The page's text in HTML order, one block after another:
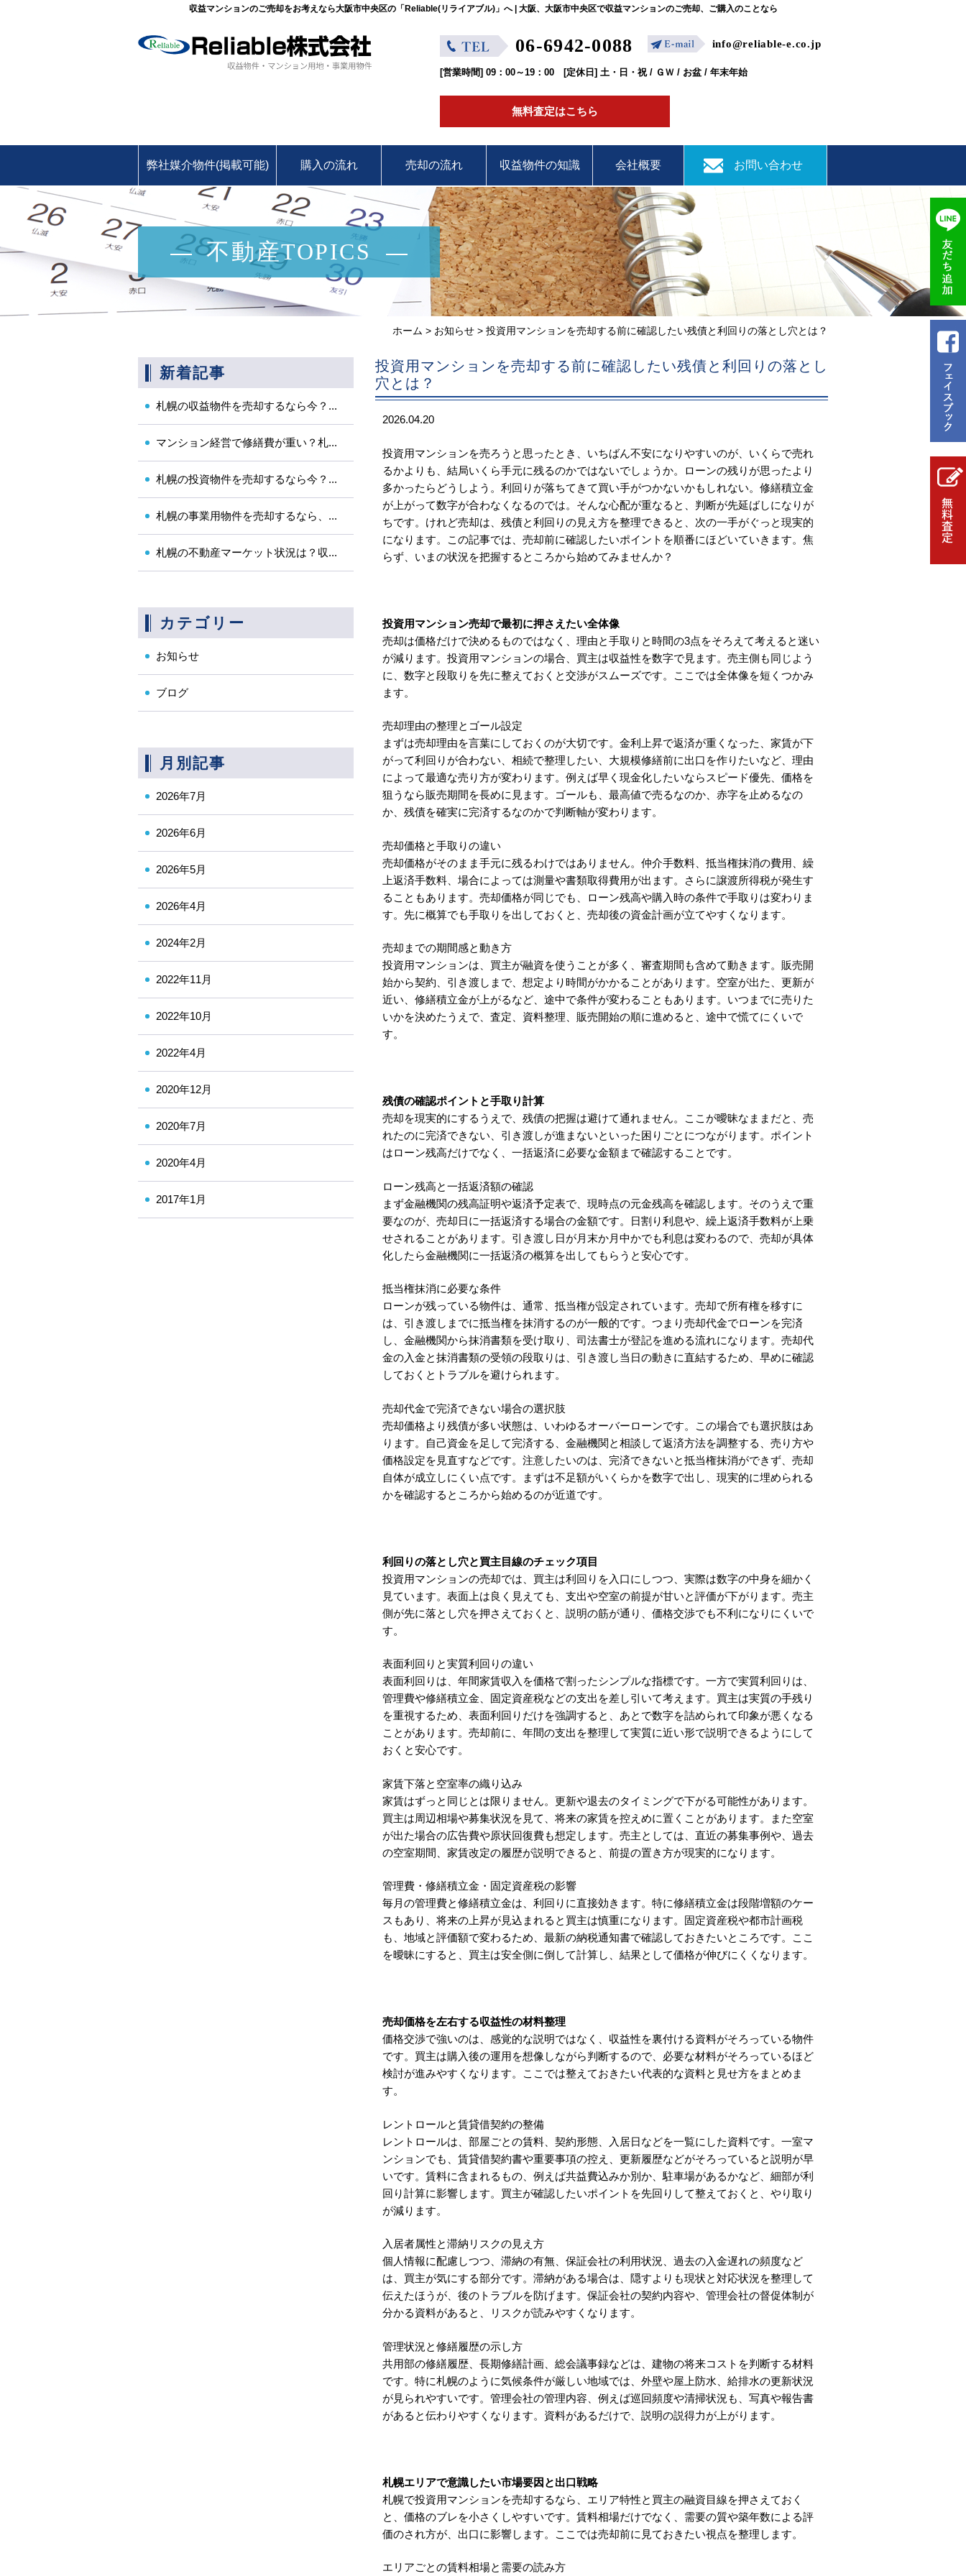
収益マンションのご売却をお考えなら大阪市中央区の「Reliable(リライアブル)」へ | 大阪、大阪市中央区で収益マンションのご売却、ご購入のことなら
06-6942-0088 info@reliable-e.co.jp
[営業時間] 09：00～19：00 [定休日] 土・日・祝 / ＧＷ / お盆 / 年末年始
無料査定はこちら
弊社媒介物件(掲載可能) 購入の流れ 売却の流れ 収益物件の知識 会社概要 お問い合わせ
不動産TOPICS
ホーム > お知らせ > 投資用マンションを売却する前に確認したい残債と利回りの落とし穴とは？
投資用マンションを売却する前に確認したい残債と利回りの落とし
穴とは？
2026.04.20
投資用マンションを売ろうと思ったとき、いちばん不安になりやすいのが、いくらで売れ
るかよりも、結局いくら手元に残るのかではないでしょうか。ローンの残りが思ったより
多かったらどうしよう。利回りが落ちてきて買い手がつかないかもしれない。修繕積立金
が上がって数字が合わなくなるのでは。そんな心配が重なると、判断が先延ばしになりが
ちです。けれど売却は、残債と利回りの見え方を整理できると、次の一手がぐっと現実的
になります。この記事では、売却前に確認したいポイントを順番にほどいていきます。焦
らず、いまの状況を把握するところから始めてみませんか？
投資用マンション売却で最初に押さえたい全体像
売却は価格だけで決めるものではなく、理由と手取りと時間の3点をそろえて考えると迷い
が減ります。投資用マンションの場合、買主は収益性を数字で見ます。売主側も同じよう
に、数字と段取りを先に整えておくと交渉がスムーズです。ここでは全体像を短くつかみ
ます。
売却理由の整理とゴール設定
まずは売却理由を言葉にしておくのが大切です。金利上昇で返済が重くなった、家賃が下
がって利回りが合わない、相続で整理したい、大規模修繕前に出口を作りたいなど、理由
によって最適な売り方が変わります。例えば早く現金化したいならスピード優先、価格を
狙うなら販売期間を長めに見ます。ゴールも、最高値で売るなのか、赤字を止めるなの
か、残債を確実に完済するなのかで判断軸が変わります。
売却価格と手取りの違い
売却価格がそのまま手元に残るわけではありません。仲介手数料、抵当権抹消の費用、繰
上返済手数料、場合によっては測量や書類取得費用が出ます。さらに譲渡所得税が発生す
ることもあります。売却価格が同じでも、ローン残高や購入時の条件で手取りは変わりま
す。先に概算でも手取りを出しておくと、売却後の資金計画が立てやすくなります。
売却までの期間感と動き方
投資用マンションは、買主が融資を使うことが多く、審査期間も含めて動きます。販売開
始から契約、引き渡しまで、想定より時間がかかることがあります。空室が出た、更新が
近い、修繕積立金が上がるなど、途中で条件が変わることもあります。いつまでに売りた
いかを決めたうえで、査定、資料整理、販売開始の順に進めると、途中で慌てにくいで
す。
残債の確認ポイントと手取り計算
売却を現実的にするうえで、残債の把握は避けて通れません。ここが曖昧なままだと、売
れたのに完済できない、引き渡しが進まないといった困りごとにつながります。ポイント
はローン残高だけでなく、一括返済に必要な金額まで確認することです。
ローン残高と一括返済額の確認
まず金融機関の残高証明や返済予定表で、現時点の元金残高を確認します。そのうえで重
要なのが、売却日に一括返済する場合の金額です。日割り利息や、繰上返済手数料が上乗
せされることがあります。引き渡し日が月末か月中かでも利息は変わるので、売却が具体
化したら金融機関に一括返済の概算を出してもらうと安心です。
抵当権抹消に必要な条件
ローンが残っている物件は、通常、抵当権が設定されています。売却で所有権を移すに
は、引き渡しまでに抵当権を抹消するのが一般的です。つまり売却代金でローンを完済
し、金融機関から抹消書類を受け取り、司法書士が登記を進める流れになります。売却代
金の入金と抹消書類の受領の段取りは、引き渡し当日の動きに直結するため、早めに確認
しておくとトラブルを避けられます。
売却代金で完済できない場合の選択肢
売却価格より残債が多い状態は、いわゆるオーバーローンです。この場合でも選択肢はあ
ります。自己資金を足して完済する、金融機関と相談して返済方法を調整する、売り方や
価格設定を見直すなどです。注意したいのは、完済できないと抵当権抹消ができず、売却
自体が成立しにくい点です。まずは不足額がいくらかを数字で出し、現実的に埋められる
かを確認するところから始めるのが近道です。
利回りの落とし穴と買主目線のチェック項目
投資用マンションの売却では、買主は利回りを入口にしつつ、実際は数字の中身を細かく
見ています。表面上は良く見えても、支出や空室の前提が甘いと評価が下がります。売主
側が先に落とし穴を押さえておくと、説明の筋が通り、価格交渉でも不利になりにくいで
す。
表面利回りと実質利回りの違い
表面利回りは、年間家賃収入を価格で割ったシンプルな指標です。一方で実質利回りは、
管理費や修繕積立金、固定資産税などの支出を差し引いて考えます。買主は実質の手残り
を重視するため、表面利回りだけを強調すると、あとで数字を詰められて印象が悪くなる
ことがあります。売却前に、年間の支出を整理して実質に近い形で説明できるようにして
おくと安心です。
家賃下落と空室率の織り込み
家賃はずっと同じとは限りません。更新や退去のタイミングで下がる可能性があります。
買主は周辺相場や募集状況を見て、将来の家賃を控えめに置くことがあります。また空室
が出た場合の広告費や原状回復費も想定します。売主としては、直近の募集事例や、過去
の空室期間、家賃改定の履歴が説明できると、前提の置き方が現実的になります。
管理費・修繕積立金・固定資産税の影響
毎月の管理費と修繕積立金は、利回りに直接効きます。特に修繕積立金は段階増額のケー
スもあり、将来の上昇が見込まれると買主は慎重になります。固定資産税や都市計画税
も、地域と評価額で変わるため、最新の納税通知書で確認しておきたいところです。ここ
を曖昧にすると、買主は安全側に倒して計算し、結果として価格が伸びにくくなります。
売却価格を左右する収益性の材料整理
価格交渉で強いのは、感覚的な説明ではなく、収益性を裏付ける資料がそろっている物件
です。買主は購入後の運用を想像しながら判断するので、必要な材料がそろっているほど
検討が進みやすくなります。ここでは整えておきたい代表的な資料と見せ方をまとめま
す。
レントロールと賃貸借契約の整備
レントロールは、部屋ごとの賃料、契約形態、入居日などを一覧にした資料です。一室マ
ンションでも、賃貸借契約書や重要事項の控え、更新履歴などがそろっていると説明が早
いです。賃料に含まれるもの、例えば共益費込みか別か、駐車場があるかなど、細部が利
回り計算に影響します。買主が確認したいポイントを先回りして整えておくと、やり取り
が減ります。
入居者属性と滞納リスクの見え方
個人情報に配慮しつつ、滞納の有無、保証会社の利用状況、過去の入金遅れの頻度など
は、買主が気にする部分です。滞納がある場合は、隠すよりも現状と対応状況を整理して
伝えたほうが、後のトラブルを防げます。保証会社の契約内容や、管理会社の督促体制が
分かる資料があると、リスクが読みやすくなります。
管理状況と修繕履歴の示し方
共用部の修繕履歴、長期修繕計画、総会議事録などは、建物の将来コストを判断する材料
です。特に札幌のように気候条件が厳しい地域では、外壁や屋上防水、給排水の更新状況
が見られやすいです。管理会社の管理内容、例えば巡回頻度や清掃状況も、写真や報告書
があると伝わりやすくなります。資料があるだけで、説明の説得力が上がります。
札幌エリアで意識したい市場要因と出口戦略
札幌で投資用マンションを売却するなら、エリア特性と買主の融資目線を押さえておく
と、価格のブレを小さくしやすいです。賃料相場だけでなく、需要の質や築年数による評
価のされ方が、出口に影響します。ここでは売却前に見ておきたい視点を整理します。
エリアごとの賃料相場と需要の読み方
新着記事
札幌の収益物件を売却するなら今？...
マンション経営で修繕費が重い？札...
札幌の投資物件を売却するなら今？...
札幌の事業用物件を売却するなら、...
札幌の不動産マーケット状況は？収...
カテゴリー
お知らせ
ブログ
月別記事
2026年7月
2026年6月
2026年5月
2026年4月
2024年2月
2022年11月
2022年10月
2022年4月
2020年12月
2020年7月
2020年4月
2017年1月